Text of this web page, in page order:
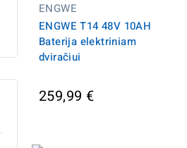
ENGWE
ENGWE T14 48V 10AH
Baterija elektriniam
dviračiui
259,99 €